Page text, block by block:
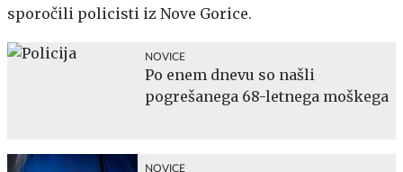
sporočili policisti iz Nove Gorice.
NOVICE
Po enem dnevu so našli
pogrešanega 68-letnega moškega
NOVICE